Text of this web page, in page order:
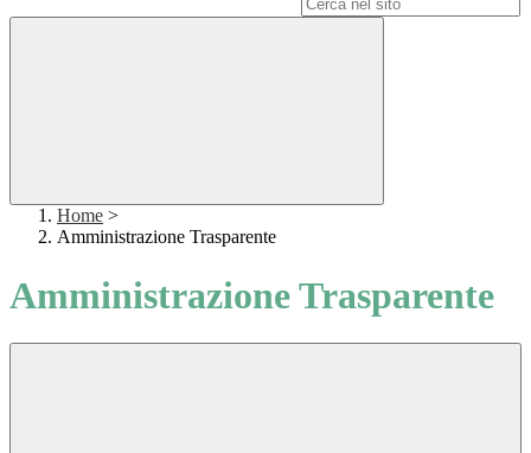
Home >
Amministrazione Trasparente
Amministrazione Trasparente